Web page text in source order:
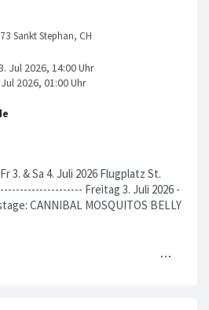
Sankt Stephan, CH
3. & Sa 4. Juli 2026 Flugplatz St.
Freitag 3. Juli 2026 -
CANNIBAL MOSQUITOS BELLY